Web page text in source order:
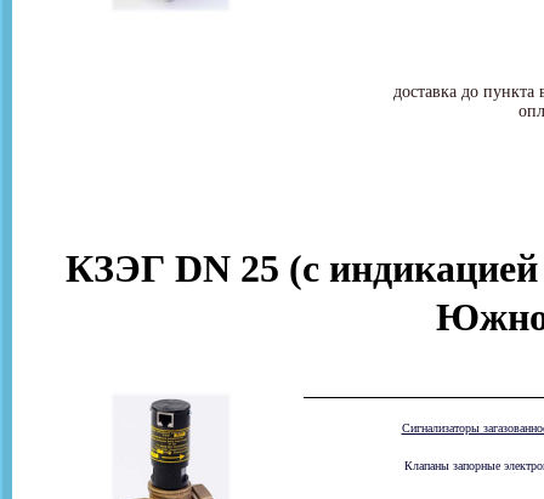
доставка до
КЗЭГ DN 25 (с
Сигнализаторы
Клапаны запорные